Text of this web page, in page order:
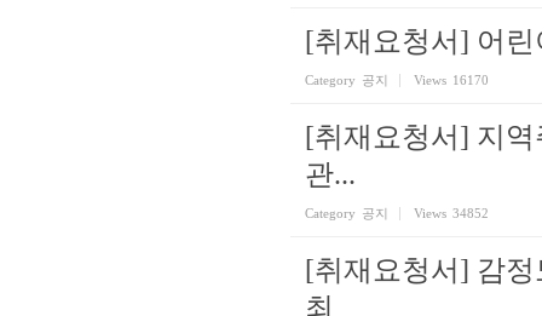
[취재요청서] 어
Category 공지 Views 16170
[취재요청서] 지
관...
Category 공지 Views 34852
[취재요청서] 감
최